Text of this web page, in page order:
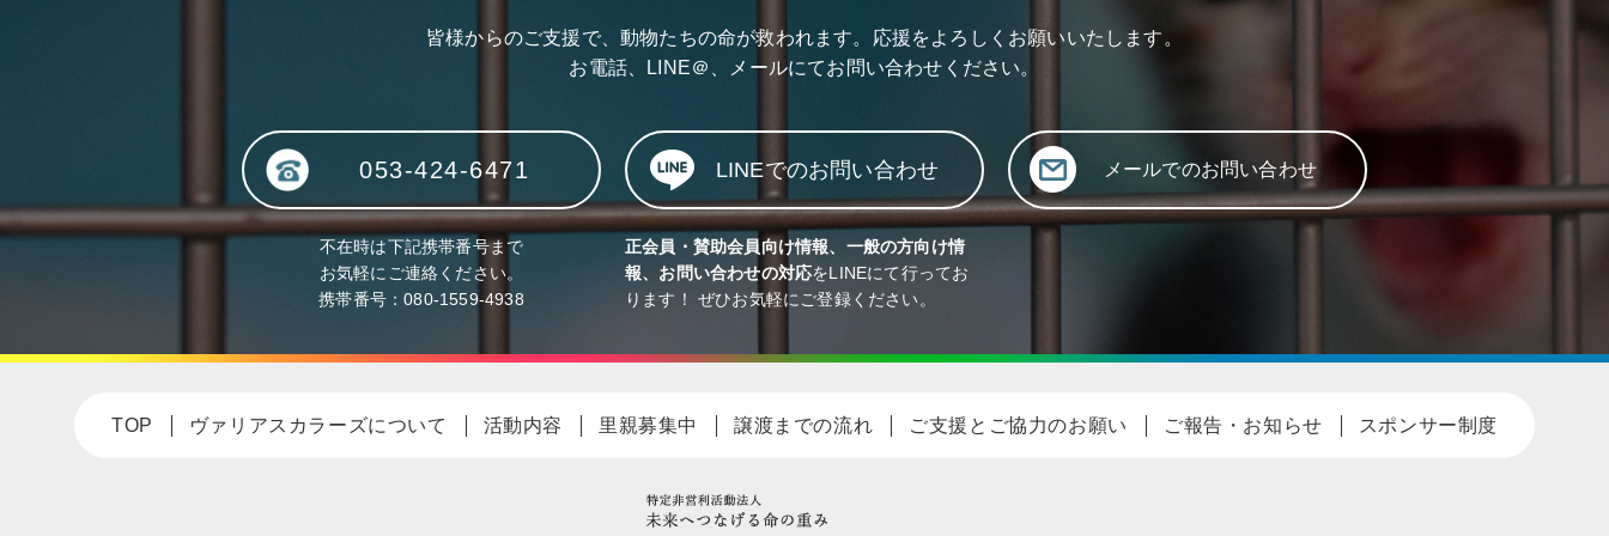
皆様からのご支援で、動物たちの命が救われます。応援をよろしくお願いいたします。
お電話、LINE＠、メールにてお問い合わせください。
053-424-6471
不在時は下記携帯番号まで
お気軽にご連絡ください。
携帯番号：080-1559-4938
LINEでのお問い合わせ
正会員・賛助会員向け情報、一般の方向け情
報、お問い合わせの対応をLINEにて行ってお
ります！ ぜひお気軽にご登録ください。
メールでのお問い合わせ
TOP ヴァリアスカラーズについて 活動内容 里親募集中 譲渡までの流れ ご支援とご協力のお願い ご報告・お知らせ スポンサー制度